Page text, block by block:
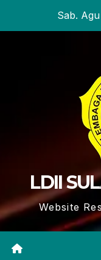
Sab.
LDII
Website